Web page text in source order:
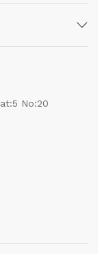
No:20